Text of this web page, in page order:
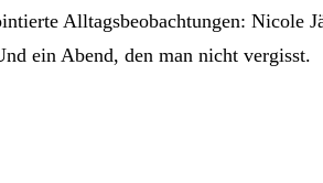
Alltagsbeobachtungen: Nicole
ein Abend, den man nicht vergisst.